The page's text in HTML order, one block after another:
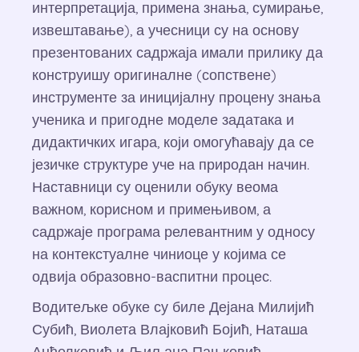
интерпретација, примена знања, сумирање,
извештавање), а учесници су на основу
презентованих садржаја имали прилику да
конструишу оригиналне (сопствене)
инструменте за иницијалну процену знања
ученика и пригодне моделе задатака и
дидактичких игара, који омогућавају да се
језичке структуре уче на природан начин.
Наставници су оценили обуку веома
важном, корисном и примењивом, а
садржаје програма релевантним у односу
на контекстуалне чиниоце у којима се
одвија образовно-васпитни процес.
Водитељке обуке су биле Дејана Милијић
Субић, Виолета Влајковић Бојић, Наташа